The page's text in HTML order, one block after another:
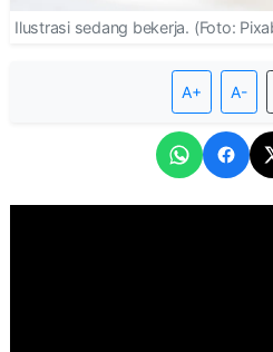
Ilustrasi sedang bekerja. (Foto:
A+ A-